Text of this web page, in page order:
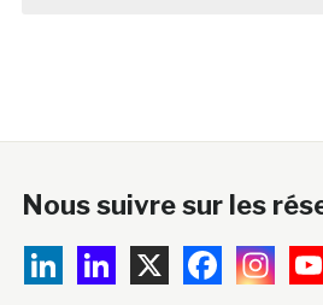
Nous suivre sur les